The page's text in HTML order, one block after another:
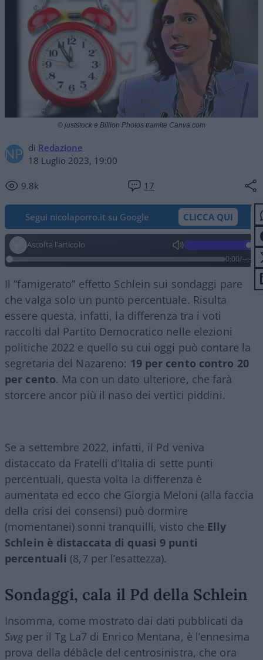
di Redazione
18 Luglio 2023, 19:00
9.8k 17
© juststock e Billion Photos tramite Canva.com
Segui nicolaporro.it su Google CLICCA QUI
Ascolta l'articolo
0:00/--:--
Il “famigerato” effetto Schlein sui sondaggi pare
che valga solo un punto percentuale. Risulta
essere questa, infatti, la differenza tra i voti
raccolti dal Partito Democratico nelle elezioni
politiche 2022 e quello su cui oggi può contare la
segretaria del Nazareno: 19 per cento contro 20
per cento. Ma con un dato ulteriore, che farà
storcere ancor più il naso dei vertici piddini.
Se a settembre 2022, infatti, il Pd veniva
distaccato da Fratelli d’Italia di sette punti
percentuali, questa volta la differenza è
aumentata ed ecco che Giorgia Meloni (alla faccia
della crisi dei consensi) può dormire
(momentanei) sonni tranquilli, visto che Elly
Schlein è distaccata di quasi 9 punti
percentuali (8,7 per l’esattezza).
Sondaggi, cala il Pd della Schlein
Insomma, come mostrato dai dati pubblicati da
Swgper il Tg La7 di Enrico Mentana, è l’ennesima
prova della débâcle del centrosinistra, che ora